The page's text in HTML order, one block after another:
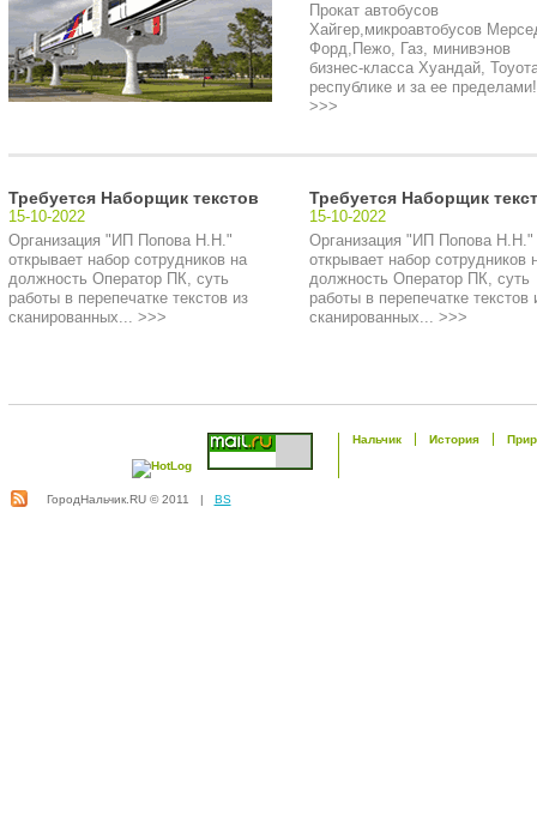
Прокат автобусов
Хайгер,микроавтобусов
Форд,Пежо, Газ, минивэнов
бизнес-класса Хуандай,
республике и за ее
>>>
Требуется Наборщик текстов
15-10-2022
Организация "ИП Попова Н.Н."
открывает набор сотрудников на
должность Оператор ПК, суть
работы в перепечатке текстов из
сканированных... >>>
Требуется Наборщик
15-10-2022
Организация "ИП Попова Н.Н."
открывает набор сотрудников
должность Оператор ПК, суть
работы в перепечатке текстов
сканированных... >>>
Нальчик История
ГородНальчик.RU © 2011 | BS